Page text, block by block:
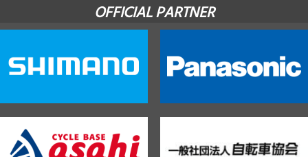
OFFICIAL PARTNER